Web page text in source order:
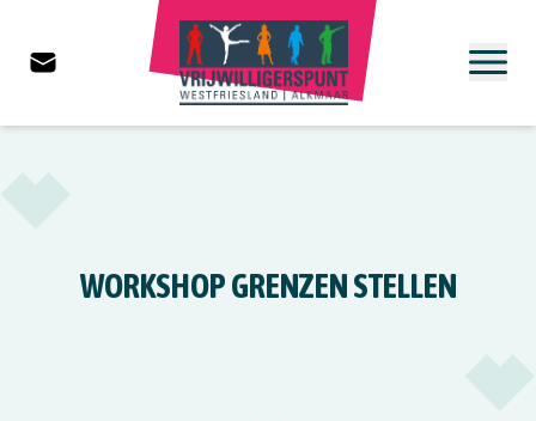
WORKSHOP GRENZEN STELLEN